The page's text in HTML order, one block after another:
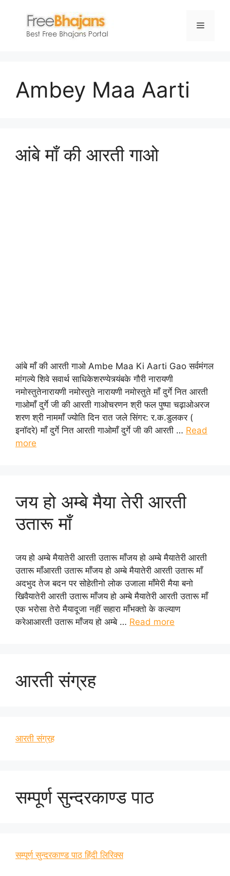
content
Menu
Ambey Maa Aarti
आंबे माँ की आरती गाओ
आंबे माँ की आरती गाओ Ambe Maa Ki Aarti Gao सर्वमंगल
मांगल्ये शिवे सवार्थ साधिकेशरण्येत्र्यंबके गौरी नारायणी
नमोस्तुतेनारायणी नमोस्तुते नारायणी नमोस्तुते माँ दुर्गे नित आरती
गाओमाँ दुर्गे जी की आरती गाओचरणन श्री फल पुष्पा चढ़ाओअरज
शरण श्री नाममाँ ज्योति दिन रात जले सिंगर: र.क.डुलकर (
इनॉदरे) माँ दुर्गे नित आरती गाओमाँ दुर्गे जी की आरती … Read
more
जय हो अम्बे मैया तेरी आरती
उतारू माँ
जय हो अम्बे मैयातेरी आरती उतारू माँजय हो अम्बे मैयातेरी आरती
उतारू माँआरती उतारू माँजय हो अम्बे मैयातेरी आरती उतारू माँ
अदभुद तेज बदन पर सोहेतीनो लोक उजाला माँमेरी मैया बनो
खिवैयातेरी आरती उतारू माँजय हो अम्बे मैयातेरी आरती उतारू माँ
एक भरोसा तेरो मैयादूजा नहीं सहारा माँभक्तो के कल्याण
करेआआरती उतारू माँजय हो अम्बे … Read more
आरती संग्रह
आरती संग्रह
सम्पूर्ण सुन्दरकाण्ड पाठ
सम्पूर्ण सुन्दरकाण्ड पाठ हिंदी लिरिक्स